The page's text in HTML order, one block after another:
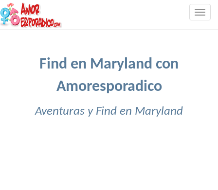
Find en Maryland con
Amoresporadico
Aventuras y Find en Maryland